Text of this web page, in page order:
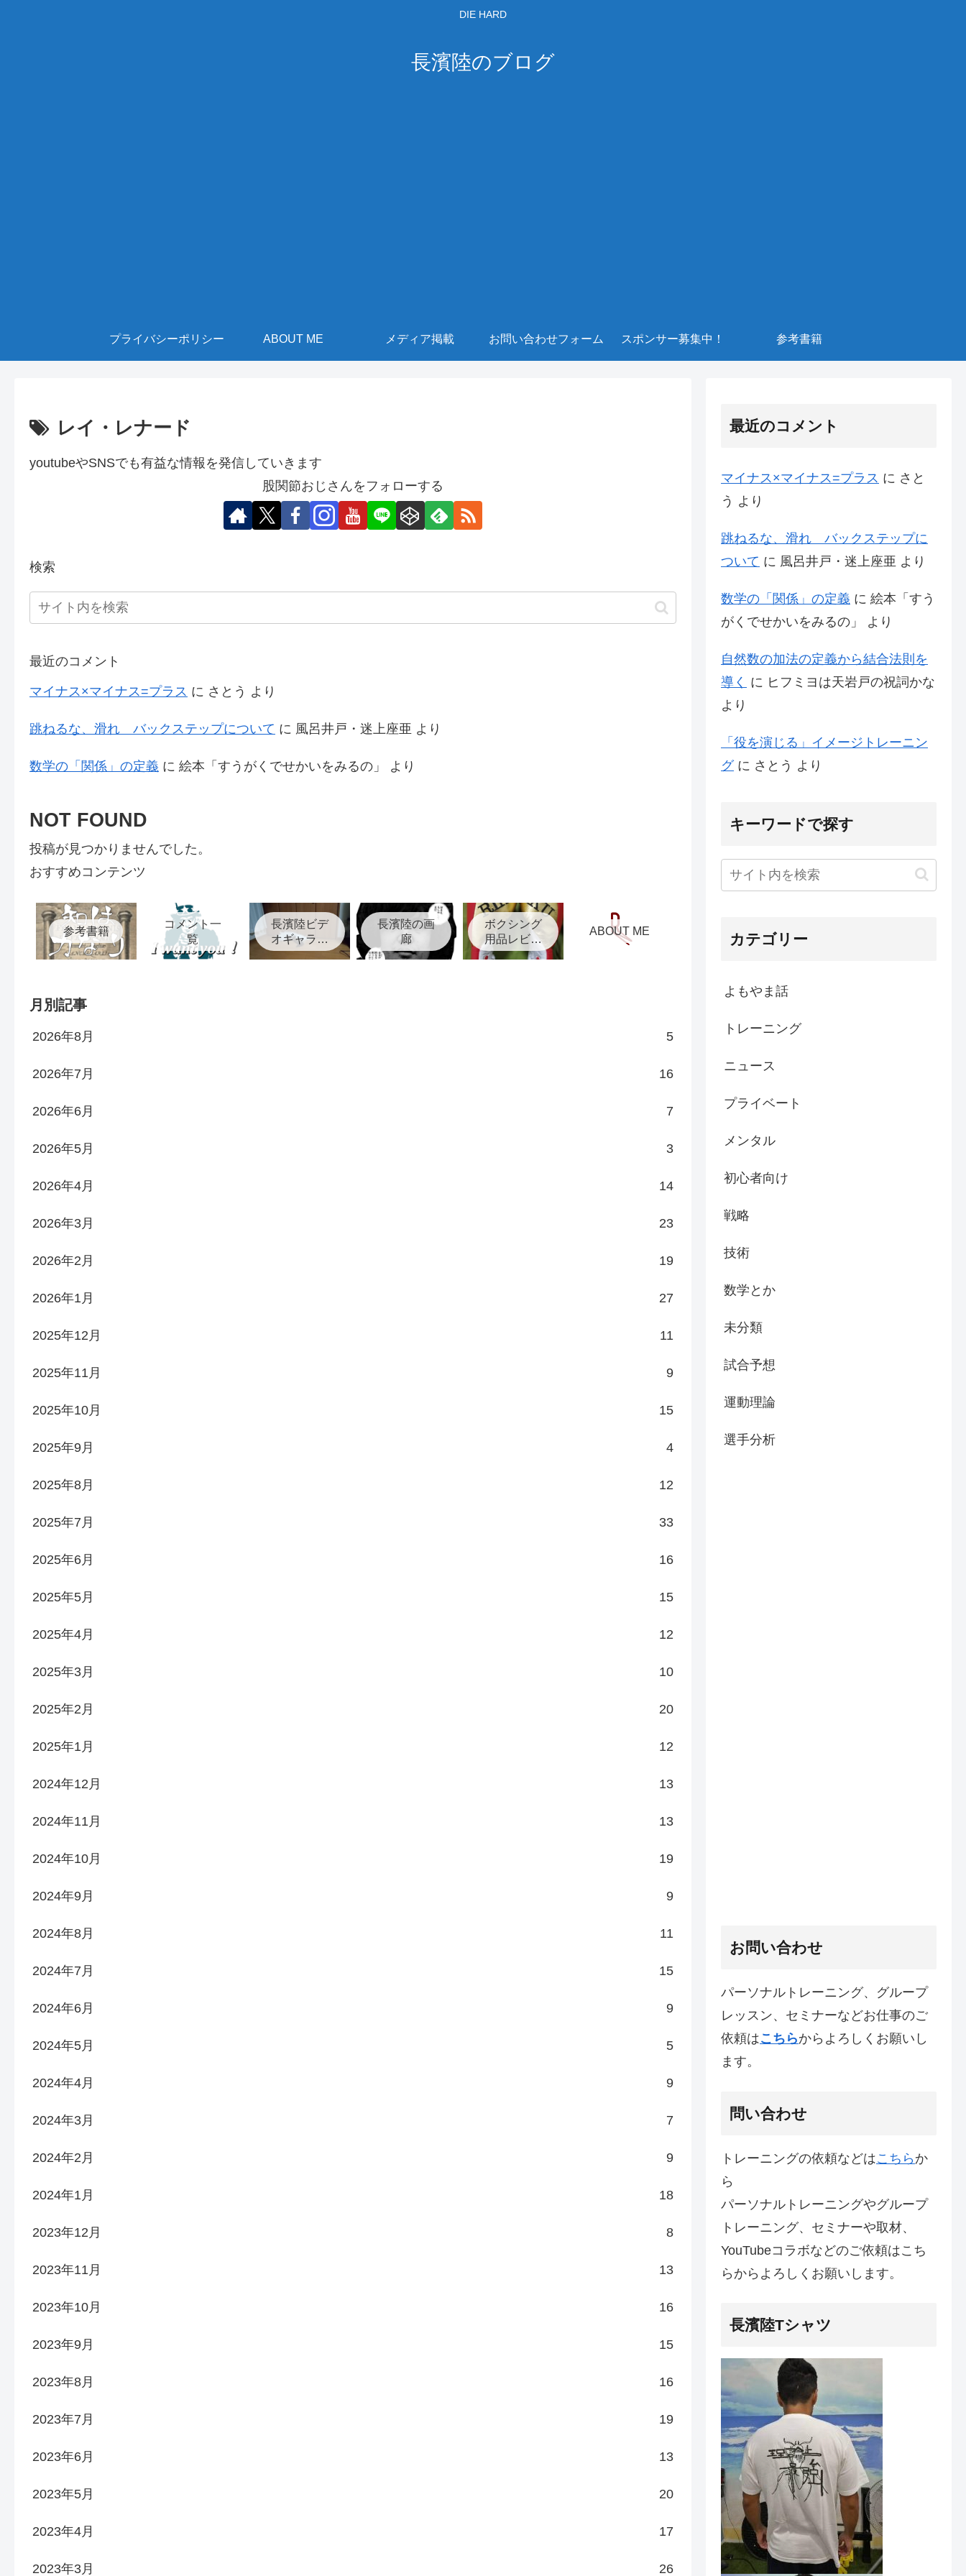
DIE HARD
長濱陸のブログ
プライバシーポリシー ABOUT ME メディア掲載 お問い合わせフォーム スポンサー募集中！ 参考書籍
レイ・レナード
youtubeやSNSでも有益な情報を発信していきます
股関節おじさんをフォローする
検索
最近のコメント
マイナス×マイナス=プラス に さとう より
跳ねるな、滑れ バックステップについて に 風呂井戸・迷上座亜 より
数学の「関係」の定義 に 絵本「すうがくでせかいをみるの」 より
NOT FOUND
投稿が見つかりませんでした。
おすすめコンテンツ
参考書籍
コメント一
覧
長濱陸ビデ
オギャラリ
ー
長濱陸の画
廊
ボクシング
用品レビュ
ー
ABOUT ME
月別記事
2026年8月 5
2026年7月 16
2026年6月 7
2026年5月 3
2026年4月 14
2026年3月 23
2026年2月 19
2026年1月 27
2025年12月 11
2025年11月 9
2025年10月 15
2025年9月 4
2025年8月 12
2025年7月 33
2025年6月 16
2025年5月 15
2025年4月 12
2025年3月 10
2025年2月 20
2025年1月 12
2024年12月 13
2024年11月 13
2024年10月 19
2024年9月 9
2024年8月 11
2024年7月 15
2024年6月 9
2024年5月 5
2024年4月 9
2024年3月 7
2024年2月 9
2024年1月 18
2023年12月 8
2023年11月 13
2023年10月 16
2023年9月 15
2023年8月 16
2023年7月 19
2023年6月 13
2023年5月 20
2023年4月 17
2023年3月 26
最近のコメント
マイナス×マイナス=プラス に さと
う より
跳ねるな、滑れ バックステップに
ついて に 風呂井戸・迷上座亜 より
数学の「関係」の定義 に 絵本「すう
がくでせかいをみるの」
より
自然数の加法の定義から結合法則を
導く に ヒフミヨは天岩戸の祝詞かな
より
「役を演じる」イメージトレーニン
グに さとう より
キーワードで探す
カテゴリー
よもやま話
トレーニング
ニュース
プライベート
メンタル
初心者向け
戦略
技術
数学とか
未分類
試合予想
運動理論
選手分析
お問い合わせ
パーソナルトレーニング、グループ
レッスン、セミナーなどお仕事のご
依頼はこちらからよろしくお願いし
ます。
問い合わせ
トレーニングの依頼などはこちら か
ら
パーソナルトレーニングやグループ
トレーニング、セミナーや取材、
YouTubeコラボなどのご依頼はこち
らからよろしくお願いします。
長濱陸Tシャツ